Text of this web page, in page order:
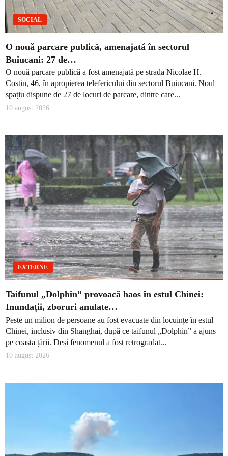
SOCIAL
O nouă parcare publică, amenajată în sectorul
Buiucani: 27 de…
O nouă parcare publică a fost amenajată pe strada Nicolae H.
Costin, 46, în apropierea telefericului din sectorul Buiucani. Noul
spațiu dispune de 27 de locuri de parcare, dintre care...
10 august 2026
EXTERNE
Taifunul „Dolphin” provoacă haos în estul Chinei:
Inundații, zboruri anulate…
Peste un milion de persoane au fost evacuate din locuințe în estul
Chinei, inclusiv din Shanghai, după ce taifunul „Dolphin” a ajuns
pe coasta țării. Deși fenomenul a fost retrogradat...
10 august 2026